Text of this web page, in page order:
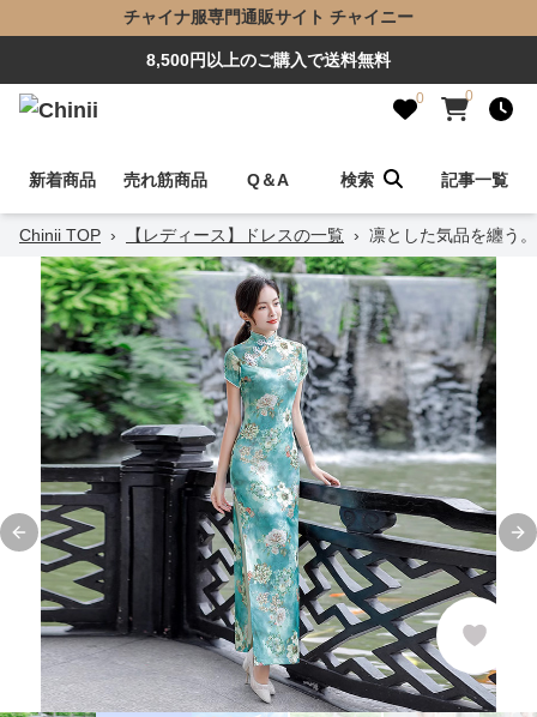
チャイナ服専門通販サイト チャイニー
8,500円以上のご購入で送料無料
0 0
新着商品 売れ筋商品 Q＆A 検索 記事一覧
Chinii TOP › 【レディース】ドレスの一覧 › 凛とした気品を纏う
Previous slide